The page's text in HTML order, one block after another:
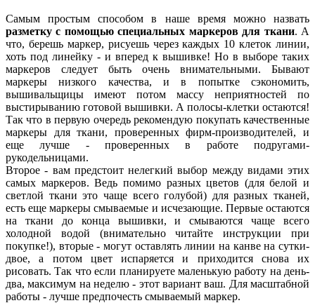
Самым простым способом в наше время можно назвать
разметку с помощью специальных маркеров для ткани. А
что, берешь маркер, рисуешь через каждых 10 клеток линии,
хоть под линейку - и вперед к вышивке! Но в выборе таких
маркеров следует быть очень внимательными. Бывают
маркеры низкого качества, и в попытке сэкономить,
вышивальщицы имеют потом массу неприятностей по
выстирыванию готовой вышивки. А полосы-клетки остаются!
Так что в первую очередь рекомендую покупать качественные
маркеры для ткани, проверенных фирм-производителей, и
еще лучше - проверенных в работе подругами-
рукодельницами.
Второе - вам предстоит нелегкий выбор между видами этих
самых маркеров. Ведь помимо разных цветов (для белой и
светлой ткани это чаще всего голубой) для разных тканей,
есть еще маркеры смываемые и исчезающие. Первые остаются
на ткани до конца вышивки, и смываются чаще всего
холодной водой (внимательно читайте инструкции при
покупке!), вторые - могут оставлять линии на канве на сутки-
двое, а потом цвет испаряется и приходится снова их
рисовать. Так что если планируете маленькую работу на день-
два, максимум на неделю - этот вариант ваш. Для масштабной
работы - лучше предпочесть смываемый маркер.